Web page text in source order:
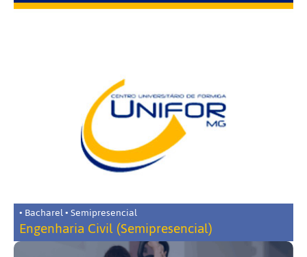
• Bacharel • Semipresencial
Engenharia Civil (Semipresencial)